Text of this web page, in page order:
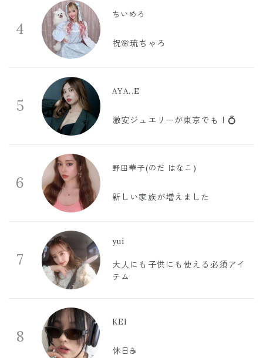
4
ちいめろ
祝🌸琉ちゃろ
5
AYA..E
激安ジュエリーが東京でも！💍
6
野田華子(のだ はなこ)
新しい家族が増えました
7
yui
大人にも子供にも使える必須アイ
テム
8
KEI
休日☕️